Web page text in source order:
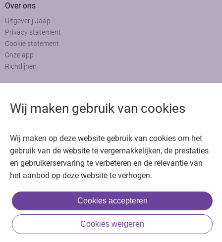
Wij maken gebruik van cookies
Wij maken op deze website gebruik van cookies om het
gebruik van de website te vergemakkelijken, de prestaties
en gebruikerservaring te verbeteren en de relevantie van
het aanbod op deze website te verhogen.
Cookies accepteren
Cookies weigeren
Bedankt voor het bezoeken van Oncologie.nu
Krijg gratis toegang in 30 seconden of log in om verder te gaan
of
Inloggen met BIG & achternaam
Over ons
Uitgeverij Jaap
Privacy statement
Cookie statement
Onze app
Richtlijnen
Adviesraad
Colofon
Copyright © 2026. Uitgeverij Jaap. Alle rechten voorbehouden.